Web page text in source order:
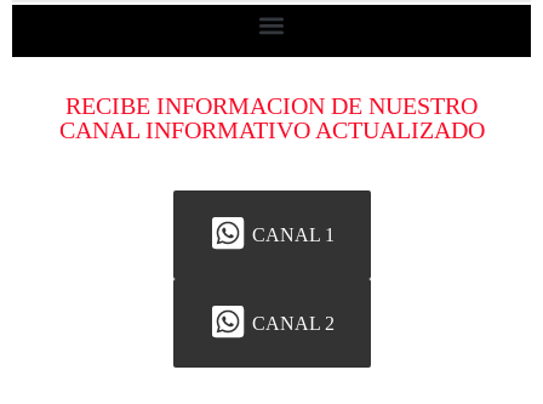
RECIBE INFORMACION DE NUESTRO
CANAL INFORMATIVO ACTUALIZADO
CANAL 1
CANAL 2